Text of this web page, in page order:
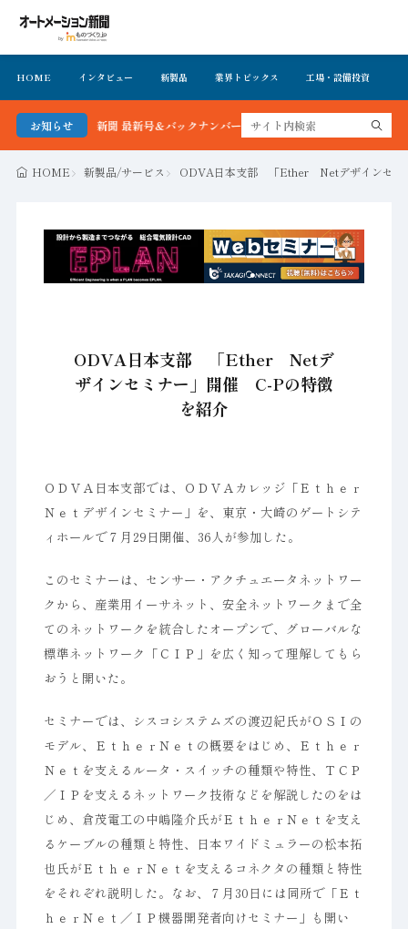
HOME インタビュー 新製品 業界トピックス 工場・設備投資
お知らせ
ション新聞 最新号＆バックナンバーを無料で公開中 詳細はこちら
HOME 新製品/サービス ODVA日本支部 「Ether Netデザインセミ
ODVA日本支部 「Ether Netデ
ザインセミナー」開催 C-Pの特徴
を紹介
ＯＤＶＡ日本支部では、ＯＤＶＡカレッジ「Ｅｔｈｅｒ
Ｎｅｔデザインセミナー」を、東京・大崎のゲートシテ
ィホールで７月29日開催、36人が参加した。
このセミナーは、センサー・アクチュエータネットワー
クから、産業用イーサネット、安全ネットワークまで全
てのネットワークを統合したオープンで、グローバルな
標準ネットワーク「ＣＩＰ」を広く知って理解してもら
おうと開いた。
セミナーでは、シスコシステムズの渡辺紀氏がＯＳＩの
モデル、ＥｔｈｅｒＮｅｔの概要をはじめ、Ｅｔｈｅｒ
Ｎｅｔを支えるルータ・スイッチの種類や特性、ＴＣＰ
／ＩＰを支えるネットワーク技術などを解説したのをは
じめ、倉茂電工の中嶋隆介氏がＥｔｈｅｒＮｅｔを支え
るケーブルの種類と特性、日本ワイドミュラーの松本拓
也氏がＥｔｈｅｒＮｅｔを支えるコネクタの種類と特性
をそれぞれ説明した。なお、７月30日には同所で「Ｅｔ
ｈｅｒＮｅｔ／ＩＰ機器開発者向けセミナー」も開い